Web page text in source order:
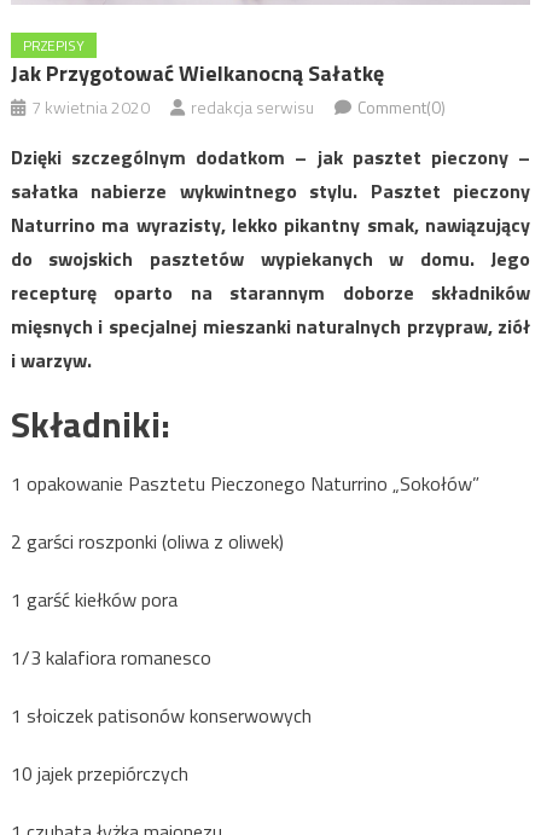
PRZEPISY
Jak Przygotować Wielkanocną Sałatkę
7 kwietnia 2020 redakcja serwisu Comment(0)
Dzięki szczególnym dodatkom – jak pasztet pieczony –
sałatka nabierze wykwintnego stylu. Pasztet pieczony
Naturrino ma wyrazisty, lekko pikantny smak, nawiązujący
do swojskich pasztetów wypiekanych w domu. Jego
recepturę oparto na starannym doborze składników
mięsnych i specjalnej mieszanki naturalnych przypraw, ziół
i warzyw.
Składniki:
1 opakowanie Pasztetu Pieczonego Naturrino „Sokołów”
2 garści roszponki (oliwa z oliwek)
1 garść kiełków pora
1/3 kalafiora romanesco
1 słoiczek patisonów konserwowych
10 jajek przepiórczych